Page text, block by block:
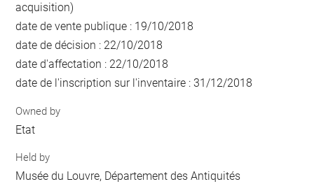
acquisition)
date de vente publique : 19/10/2018
date de décision : 22/10/2018
date d'affectation : 22/10/2018
date de l'inscription sur l'inventaire : 31/12/2018
Owned by
Etat
Held by
Musée du Louvre, Département des Antiquités